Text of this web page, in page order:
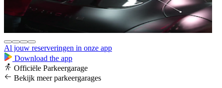
Al jouw reserveringen in onze app
Download the app
Officiële Parkeergarage
Bekijk meer parkeergarages